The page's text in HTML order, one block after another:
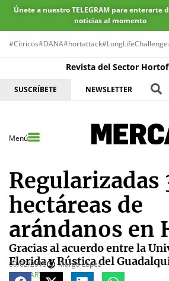
Únete a nuestro TELEGRAM para enterarte
noticias al momento
#Cítricos#DANA#hortattack#LongLifeChallenge
Revista del Sector
SUSCRÍBETE NEWSLETTER
Menú
Regularizadas
hectáreas de
arándanos en
Gracias al acuerdo entre la
Florida y Rústica del
09/02/2015
Marga López
COMPARTE